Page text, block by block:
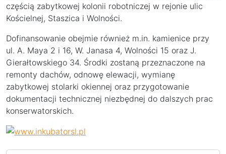
częścią zabytkowej kolonii robotniczej w rejonie ulic
Kościelnej, Staszica i Wolności.
Dofinansowanie obejmie również m.in. kamienice przy
ul. A. Maya 2 i 16, W. Janasa 4, Wolności 15 oraz J.
Gierałtowskiego 34. Środki zostaną przeznaczone na
remonty dachów, odnowę elewacji, wymianę
zabytkowej stolarki okiennej oraz przygotowanie
dokumentacji technicznej niezbędnej do dalszych prac
konserwatorskich.